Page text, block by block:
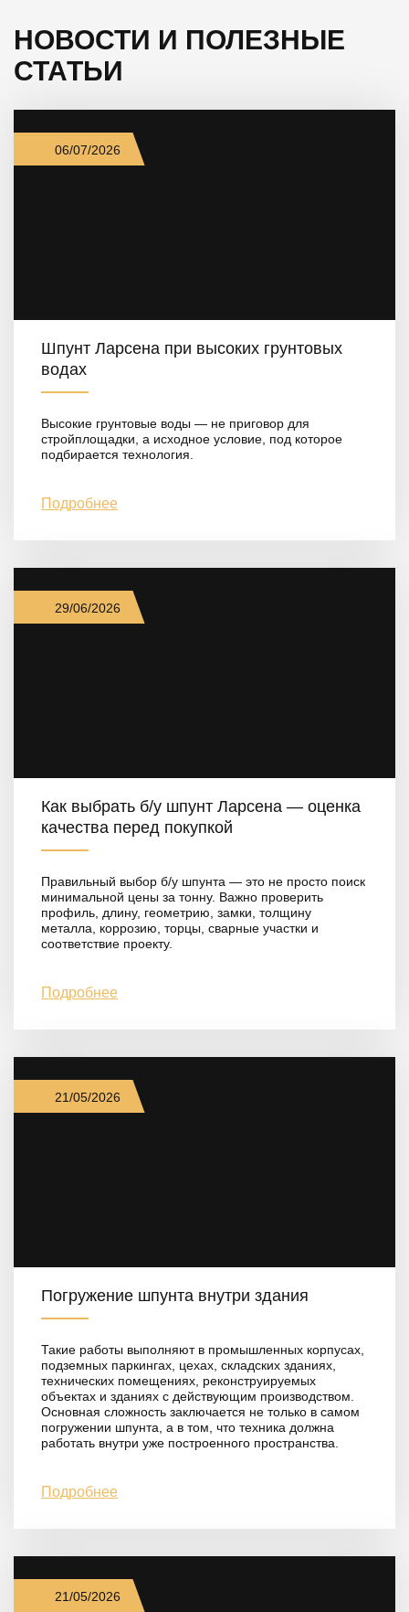
НОВОСТИ И ПОЛЕЗНЫЕ
СТАТЬИ
06/07/2026
Шпунт Ларсена при высоких грунтовых
водах
Высокие грунтовые воды — не приговор для
стройплощадки, а исходное условие, под которое
подбирается технология.
Подробнее
29/06/2026
Как выбрать б/у шпунт Ларсена — оценка
качества перед покупкой
Правильный выбор б/у шпунта — это не просто поиск
минимальной цены за тонну. Важно проверить
профиль, длину, геометрию, замки, толщину
металла, коррозию, торцы, сварные участки и
соответствие проекту.
Подробнее
21/05/2026
Погружение шпунта внутри здания
Такие работы выполняют в промышленных корпусах,
подземных паркингах, цехах, складских зданиях,
технических помещениях, реконструируемых
объектах и зданиях с действующим производством.
Основная сложность заключается не только в самом
погружении шпунта, а в том, что техника должна
работать внутри уже построенного пространства.
Подробнее
21/05/2026